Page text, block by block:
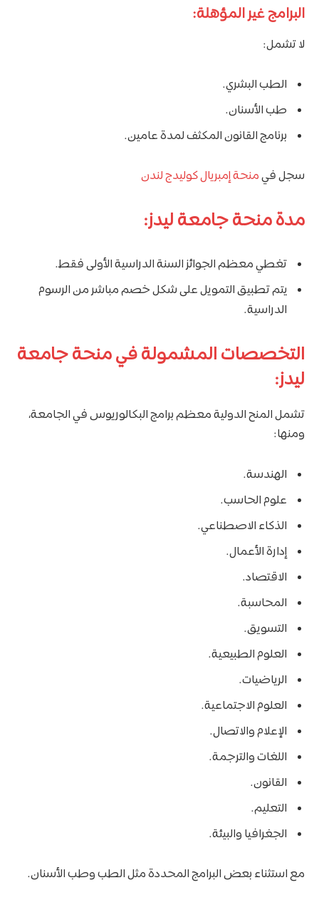
البرامج غير المؤهلة:
لا تشمل:
الطب البشري.
طب الأسنان.
برنامج القانون المكثف لمدة عامين.
سجل فيمنحة إمبريال كوليدج لندن
مدة منحة جامعة ليدز:
تغطي معظم الجوائز السنة الدراسية الأولى فقط.
يتم تطبيق التمويل على شكل خصم مباشر من الرسوم
الدراسية.
التخصصات المشمولة في منحة جامعة
ليدز:
تشمل المنح الدولية معظم برامج البكالوريوس في الجامعة،
ومنها:
الهندسة.
علوم الحاسب.
الذكاء الاصطناعي.
إدارة الأعمال.
الاقتصاد.
المحاسبة.
التسويق.
العلوم الطبيعية.
الرياضيات.
العلوم الاجتماعية.
الإعلام والاتصال.
اللغات والترجمة.
القانون.
التعليم.
الجغرافيا والبيئة.
مع استثناء بعض البرامج المحددة مثل الطب وطب الأسنان.